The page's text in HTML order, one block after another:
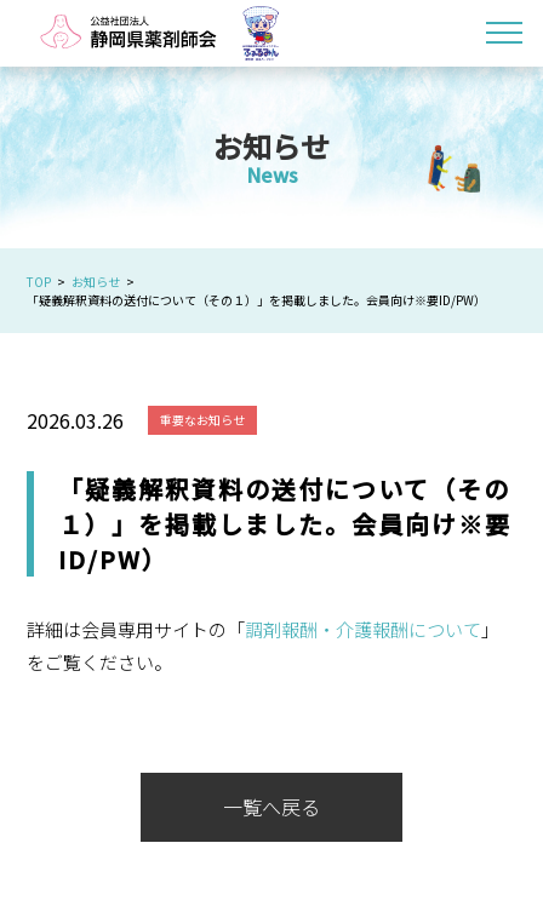
お知らせ
News
TOP
お知らせ
「疑義解釈資料の送付について（その１）」を掲載しました。会員向け※要ID/PW）
2026.03.26 重要なお知らせ
「疑義解釈資料の送付について（その
１）」を掲載しました。会員向け※要
ID/PW）
詳細は会員専用サイトの「調剤報酬・介護報酬について 」
をご覧ください。
一覧へ戻る